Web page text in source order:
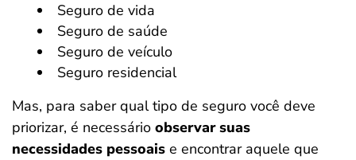
Seguro de vida
Seguro de saúde
Seguro de veículo
Seguro residencial
Mas, para saber qual tipo de seguro você deve
priorizar, é necessário observar suas
necessidades pessoais e encontrar aquele que